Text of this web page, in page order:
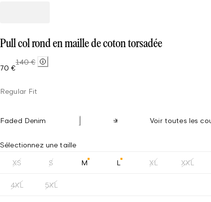
Pull col rond en maille de coton torsadée
70 €
140 €
Regular Fit
Faded Denim Voir toutes les
Sélectionnez une taille
XS S M L XL XXL
4XL 5XL